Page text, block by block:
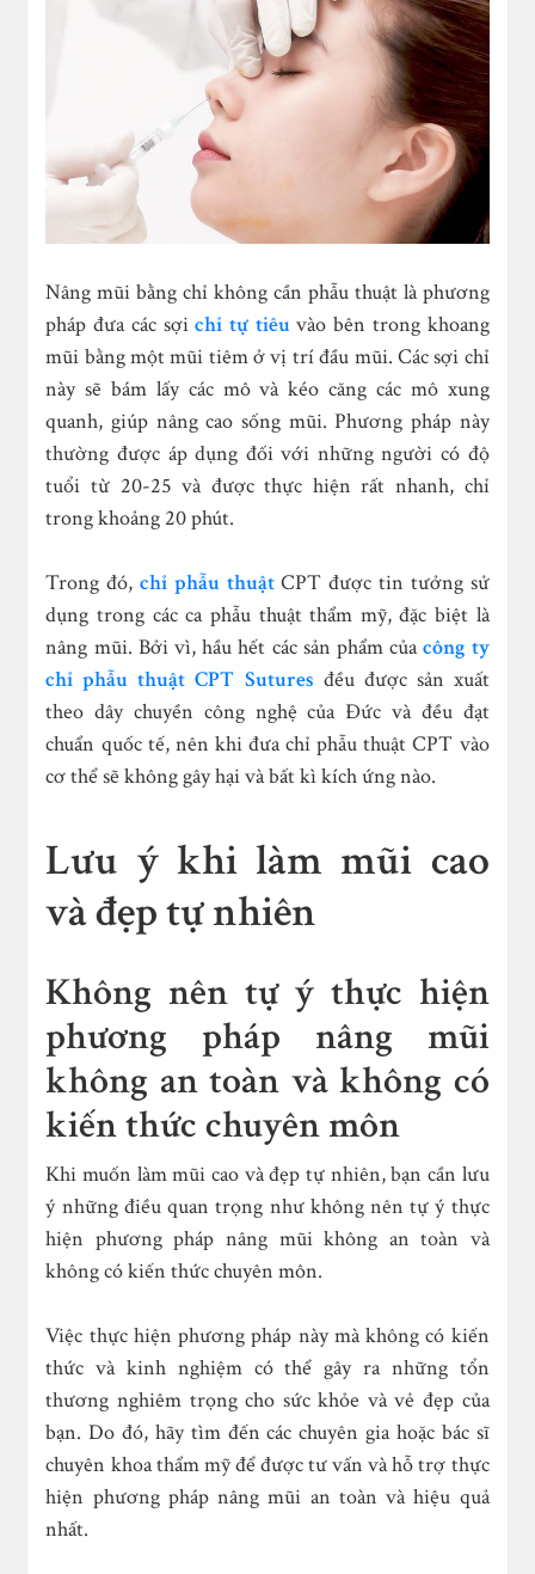
Nâng mũi bằng chỉ không cần phẫu thuật là phương
pháp đưa các sợichỉ tự tiêuvào bên trong khoang
mũi bằng một mũi tiêm ở vị trí đầu mũi. Các sợi chỉ
này sẽ bám lấy các mô và kéo căng các mô xung
quanh, giúp nâng cao sống mũi. Phương pháp này
thường được áp dụng đối với những người có độ
tuổi từ 20-25 và được thực hiện rất nhanh, chỉ
trong khoảng 20 phút.
Trong đó,chỉ phẫu thuậtCPT được tin tưởng sử
dụng trong các ca phẫu thuật thẩm mỹ, đặc biệt là
nâng mũi. Bởi vì, hầu hết các sản phẩm củacông ty
chỉ phẫu thuật CPT Sutures đều được sản xuất
theo dây chuyền công nghệ của Đức và đều đạt
chuẩn quốc tế, nên khi đưa chỉ phẫu thuật CPT vào
cơ thể sẽ không gây hại và bất kì kích ứng nào.
Lưu ý khi làm mũi cao
và đẹp tự nhiên
Không nên tự ý thực hiện
phương pháp nâng mũi
không an toàn và không có
kiến thức chuyên môn
Khi muốn làm mũi cao và đẹp tự nhiên, bạn cần lưu
ý những điều quan trọng như không nên tự ý thực
hiện phương pháp nâng mũi không an toàn và
không có kiến thức chuyên môn.
Việc thực hiện phương pháp này mà không có kiến
thức và kinh nghiệm có thể gây ra những tổn
thương nghiêm trọng cho sức khỏe và vẻ đẹp của
bạn. Do đó, hãy tìm đến các chuyên gia hoặc bác sĩ
chuyên khoa thẩm mỹ để được tư vấn và hỗ trợ thực
hiện phương pháp nâng mũi an toàn và hiệu quả
nhất.